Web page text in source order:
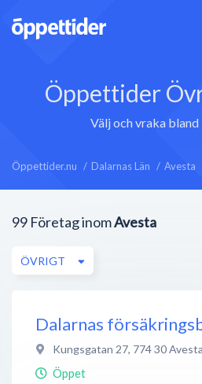
Öppettider
Välj och vraka
Öppettider.nu Dalarnas Län Avesta
99 Företag inomAvesta
ÖVRIGT
Dalarnas
Kungsgatan 27, 774 30Avesta
Öppet